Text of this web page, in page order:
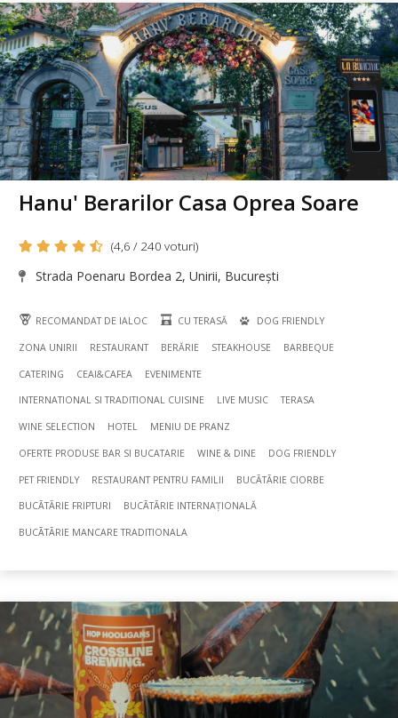
Hanu' Berarilor Casa Oprea Soare
(4,6 / 240 voturi)
Strada Poenaru Bordea 2, Unirii, București
RECOMANDAT DE IALOC CU TERASĂ DOG FRIENDLY
ZONA UNIRII RESTAURANT BERĂRIE STEAKHOUSE BARBEQUE
CATERING CEAI&CAFEA EVENIMENTE
INTERNATIONAL SI TRADITIONAL CUISINE LIVE MUSIC TERASA
WINE SELECTION HOTEL MENIU DE PRANZ
OFERTE PRODUSE BAR SI BUCATARIE WINE & DINE DOG FRIENDLY
PET FRIENDLY RESTAURANT PENTRU FAMILII BUCÃTÃRIE CIORBE
BUCÃTÃRIE FRIPTURI BUCÃTÃRIE INTERNAȚIONALĂ
BUCÃTÃRIE MANCARE TRADITIONALA